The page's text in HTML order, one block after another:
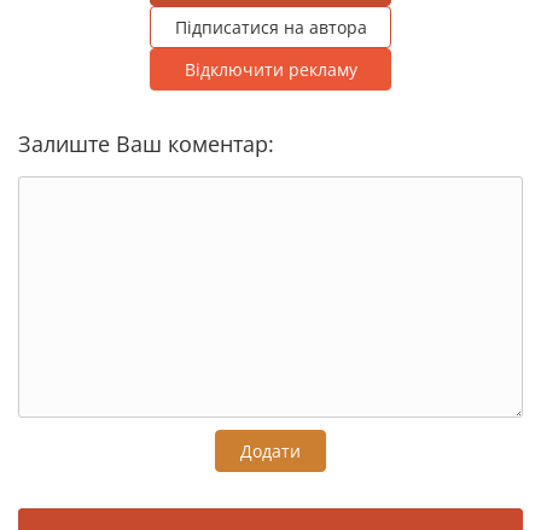
Підписатися на автора
Відключити рекламу
Залиште Ваш коментар:
Додати